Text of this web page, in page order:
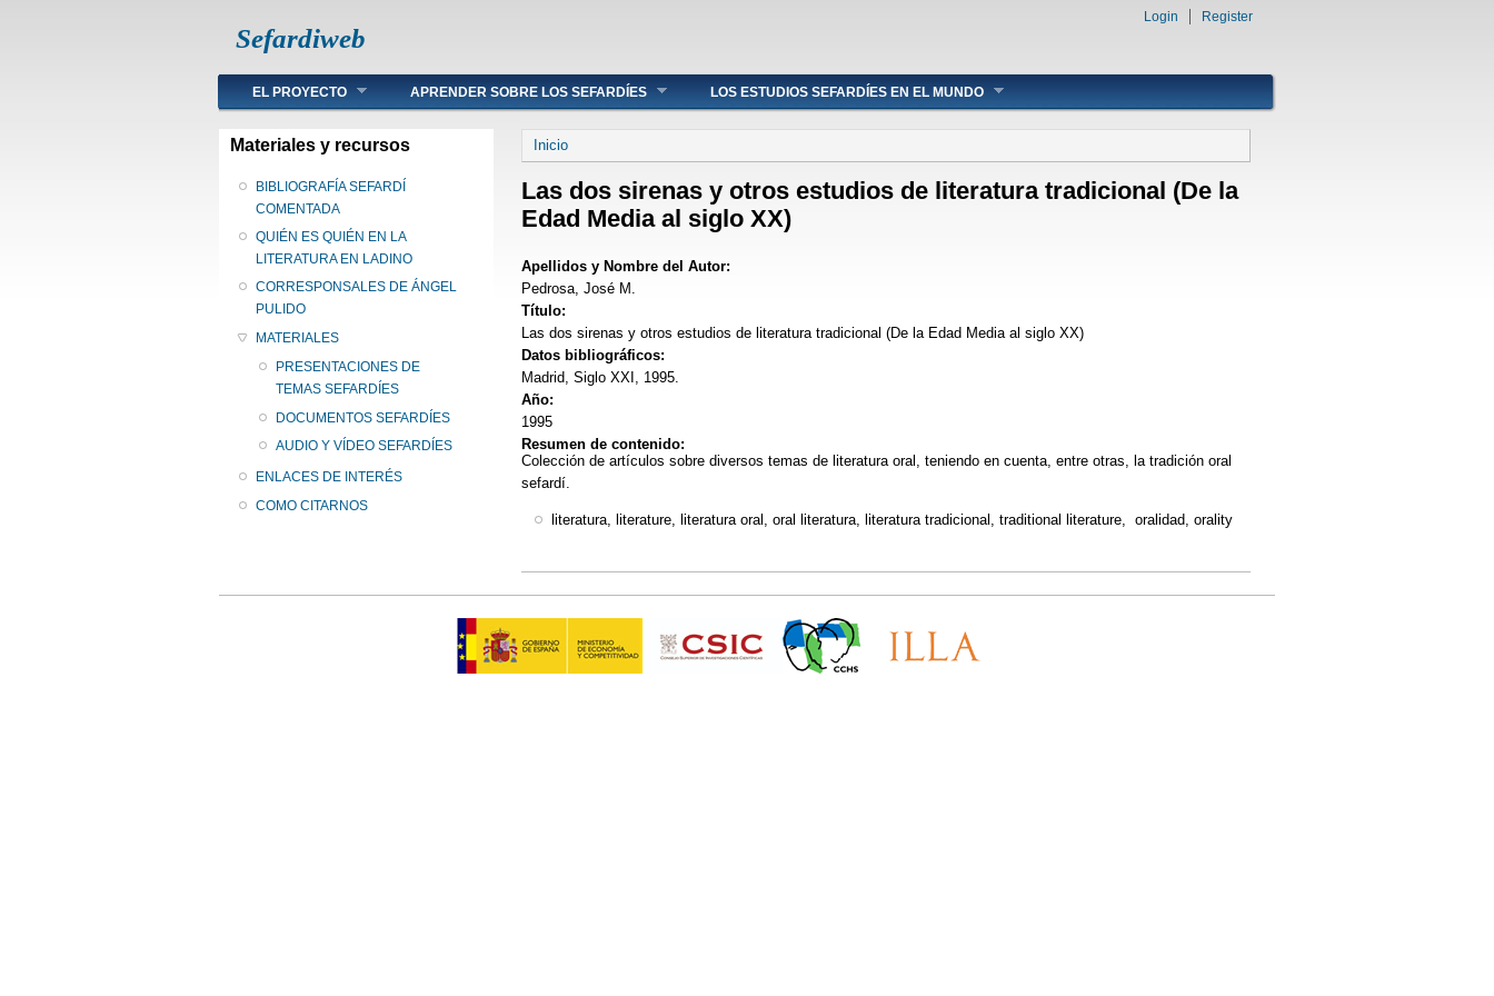
Sefardiweb
Login Register
Main menu
EL PROYECTO APRENDER SOBRE LOS SEFARDÍES LOS ESTUDIOS SEFARDÍES EN EL MUNDO
Materiales y recursos
BIBLIOGRAFÍA SEFARDÍ
COMENTADA
QUIÉN ES QUIÉN EN LA
LITERATURA EN LADINO
CORRESPONSALES DE ÁNGEL
PULIDO
MATERIALES
PRESENTACIONES DE
TEMAS SEFARDÍES
DOCUMENTOS SEFARDÍES
AUDIO Y VÍDEO SEFARDÍES
ENLACES DE INTERÉS
COMO CITARNOS
Se encuentra usted aquí
Inicio
Las dos sirenas y otros estudios de literatura tradicional (De la
Edad Media al siglo XX)
Apellidos y Nombre del Autor:
Pedrosa, José M.
Título:
Las dos sirenas y otros estudios de literatura tradicional (De la Edad Media al siglo XX)
Datos bibliográficos:
Madrid, Siglo XXI, 1995.
Año:
1995
Resumen de contenido:
Colección de artículos sobre diversos temas de literatura oral, teniendo en cuenta, entre otras, la tradición oral
sefardí.
literatura, literature, literatura oral, oral literatura, literatura tradicional, traditional literature, oralidad, orality